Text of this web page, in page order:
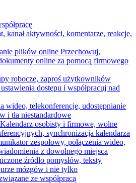
kanał aktywności, komentarze, reakcje,
plików online Przechowuj,
online za pomocą firmowego
robocze, zaproś użytkowników
dostępu i współpracuj nad
wideo, telekonferencje, udostępnianie
i tła niestandardowe
Kalendarz osobisty i firmowe, wolne
synchronizacja kalendarza
zespołowy, połączenia wideo,
z dowolnego miejsca
źródło pomysłów, teksty
mózgów i nie tylko
ze współpracą